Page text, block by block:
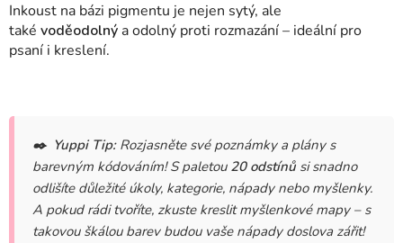
Inkoust na bázi pigmentu je nejen sytý, ale
také voděodolný a odolný proti rozmazání – ideální pro
psaní i kreslení.
✒️ Yuppi Tip: Rozjasněte své poznámky a plány s
barevným kódováním! S paletou 20 odstínů si snadno
odlišíte důležité úkoly, kategorie, nápady nebo myšlenky.
A pokud rádi tvoříte, zkuste kreslit myšlenkové mapy – s
takovou škálou barev budou vaše nápady doslova zářit!